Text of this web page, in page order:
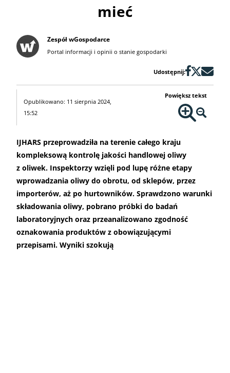
mieć
Zespół wGospodarce
Portal informacji i opinii o stanie gospodarki
Udostępnij:
Opublikowano: 11 sierpnia 2024,
15:52
Powiększ tekst
IJHARS przeprowadziła na terenie całego kraju
kompleksową kontrolę jakości handlowej oliwy
z oliwek. Inspektorzy wzięli pod lupę różne etapy
wprowadzania oliwy do obrotu, od sklepów, przez
importerów, aż po hurtowników. Sprawdzono warunki
składowania oliwy, pobrano próbki do badań
laboratoryjnych oraz przeanalizowano zgodność
oznakowania produktów z obowiązującymi
przepisami. Wyniki szokują